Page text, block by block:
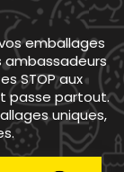
macaron
le transport
par
emballages
STOP aux
passe partout.
uniques,